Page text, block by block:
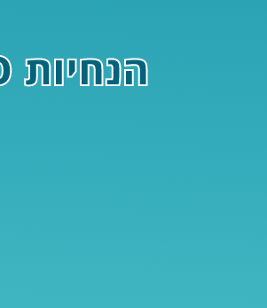
הנחיות WHO למניעת שעלת: אימון חיסוני כמודל חדש